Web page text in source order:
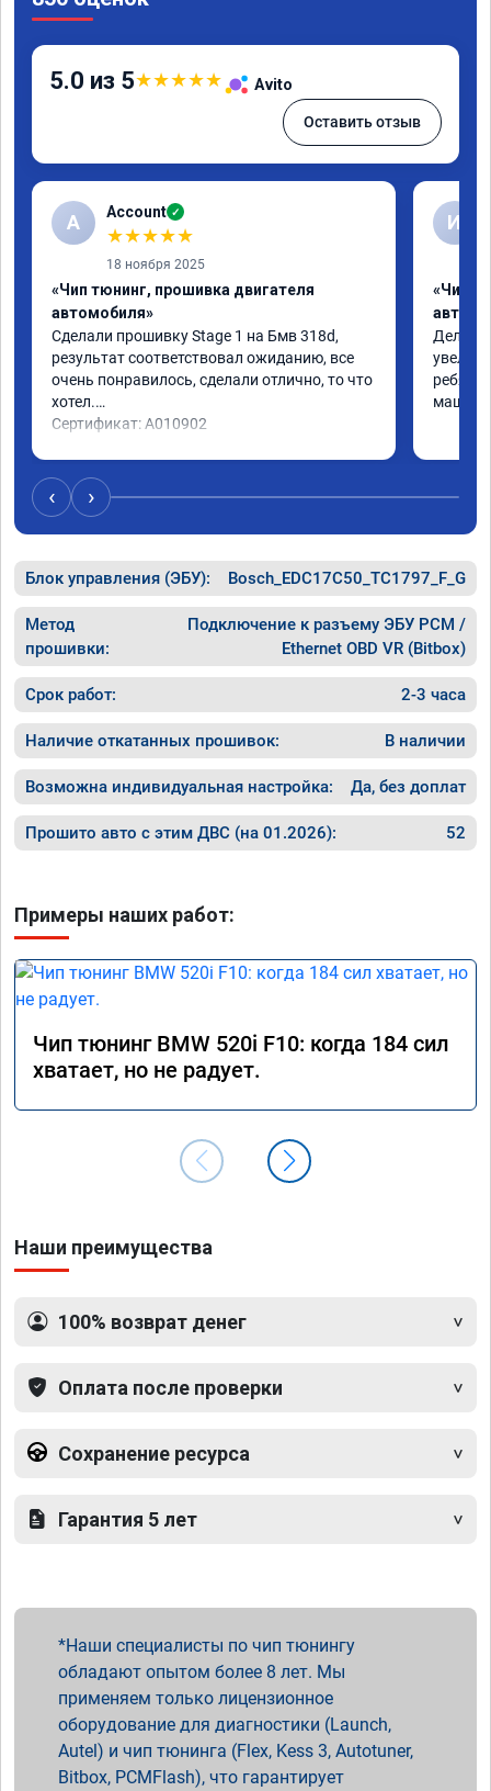
5.0 из 5★★★★★ Avito
Оставить отзыв
A Account ✓
★★★★★
18 ноября 2025
«Чип тюнинг, прошивка двигателя
автомобиля»
Сделали прошивку Stage 1 на Бмв 318d,
результат соответствовал ожиданию, все
очень понравилось, сделали отлично, то что
хотел.
Сертификат: A010902
И
«Чип
Делали
ребята
машина
‹ ›
Блок управления (ЭБУ): Bosch_EDC17C50_TC1797_F_G
Метод
прошивки:
Подключение к разъему ЭБУ PCM /
Ethernet OBD VR (Bitbox)
Срок работ: 2-3 часа
Наличие откатанных прошивок: В наличии
Возможна индивидуальная настройка: Да, без доплат
Прошито авто с этим ДВС (на 01.2026): 52
Примеры наших работ:
Чип тюнинг BMW 520i F10: когда 184 сил
хватает, но не радует.
Наши преимущества
100% возврат денег
Оплата после проверки
Сохранение ресурса
Гарантия 5 лет
Наши специалисты по чип тюнингу
обладают опытом более 8 лет. Мы
применяем только лицензионное
оборудование для диагностики (Launch,
Autel) и чип тюнинга (Flex, Kess 3, Autotuner,
Bitbox, PCMFlash), что гарантирует